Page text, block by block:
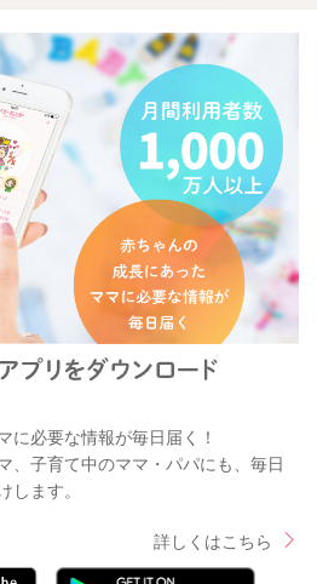
に必要な情報が毎日届く！
、子育て中のママ・パパにも、毎日
します。
詳しくはこちら